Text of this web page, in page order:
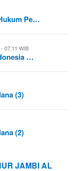
Pe…
07:11 WIB
…
(3)
(2)
JAMBI AL